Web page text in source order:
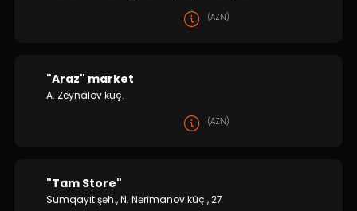
(AZN)
"Araz" market
A. Zeynalov küç.
(AZN)
"Tam Store"
Sumqayıt şəh., N. Nərimanov küç., 27